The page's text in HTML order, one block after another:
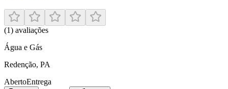
(1) avaliações
Água e Gás
Redenção, PA
AbertoEntrega